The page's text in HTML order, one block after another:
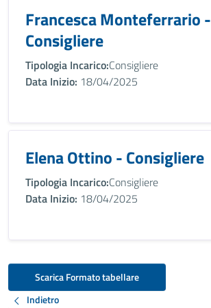
Francesca Monteferrario -
Consigliere
Tipologia Incarico:Consigliere
Data Inizio: 18/04/2025
Elena Ottino - Consigliere
Tipologia Incarico:Consigliere
Data Inizio: 18/04/2025
Scarica Formato tabellare
Indietro